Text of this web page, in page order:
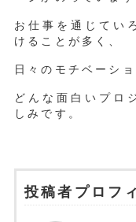
お仕事を通じてい
けることが多く、
日々のモチベーシ
どんな面白いプロ
しみです。
投稿者プロフ